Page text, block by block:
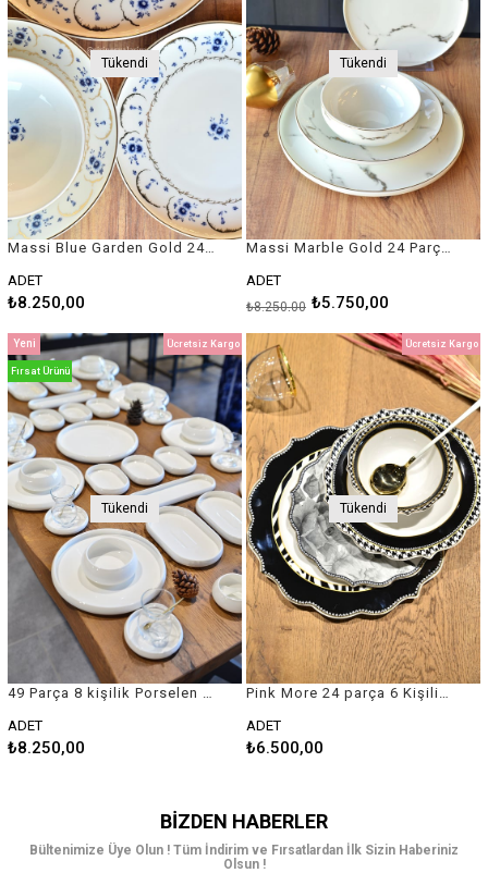
Tükendi
Massi Blue Garden Gold 24 Parça Porselen 6 Kişilik Yemek Takımı
ADET
₺8.250,00
Tükendi
Massi Marble Gold 24 Parça Porselen 6 Kişilik Yemek Takımı
ADET
₺5.750,00
₺8.250,00
Tükendi
ADET
₺8.250,00
Ücretsiz Kargo
Yeni
Ürün
Fırsat Ürünü
Tükendi
ADET
₺6.500,00
Ücretsiz Kargo
BIZDEN HABERLER
Bültenimize Üye Olun ! Tüm İndirim ve Fırsatlardan İlk Sizin Haberiniz
Olsun !